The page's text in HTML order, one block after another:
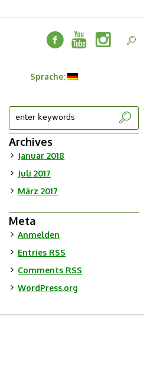
Sprache:
Archives
Januar 2018
Juli 2017
März 2017
Meta
Anmelden
Entries RSS
Comments RSS
WordPress.org